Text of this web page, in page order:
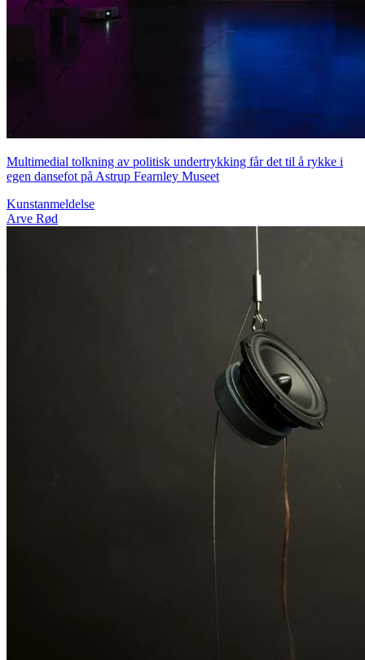
Multimedial tolkning av politisk undertrykking får det til å rykke i
egen dansefot på Astrup Fearnley Museet
Kunstanmeldelse
Arve Rød